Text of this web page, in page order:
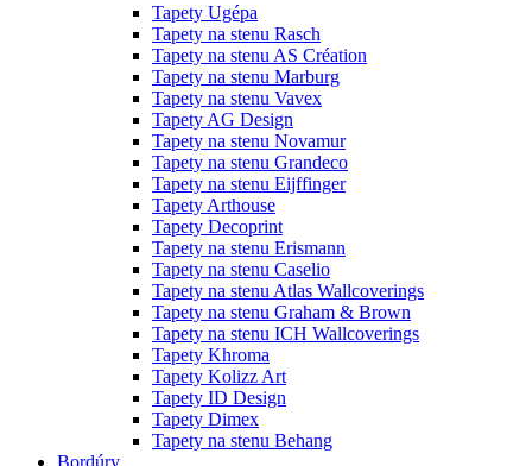
Tapety Ugépa
Tapety na stenu Rasch
Tapety na stenu AS Création
Tapety na stenu Marburg
Tapety na stenu Vavex
Tapety AG Design
Tapety na stenu Novamur
Tapety na stenu Grandeco
Tapety na stenu Eijffinger
Tapety Arthouse
Tapety Decoprint
Tapety na stenu Erismann
Tapety na stenu Caselio
Tapety na stenu Atlas Wallcoverings
Tapety na stenu Graham & Brown
Tapety na stenu ICH Wallcoverings
Tapety Khroma
Tapety Kolizz Art
Tapety ID Design
Tapety Dimex
Tapety na stenu Behang
Bordúry